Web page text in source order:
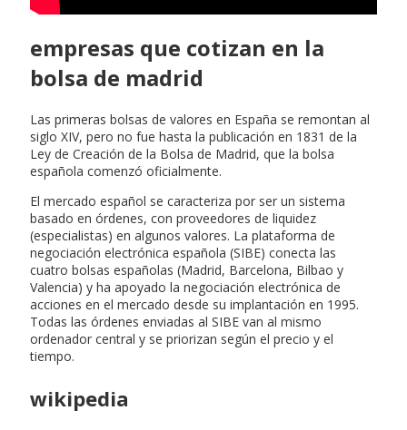
empresas que cotizan en la
bolsa de madrid
Las primeras bolsas de valores en España se remontan al
siglo XIV, pero no fue hasta la publicación en 1831 de la
Ley de Creación de la Bolsa de Madrid, que la bolsa
española comenzó oficialmente.
El mercado español se caracteriza por ser un sistema
basado en órdenes, con proveedores de liquidez
(especialistas) en algunos valores. La plataforma de
negociación electrónica española (SIBE) conecta las
cuatro bolsas españolas (Madrid, Barcelona, Bilbao y
Valencia) y ha apoyado la negociación electrónica de
acciones en el mercado desde su implantación en 1995.
Todas las órdenes enviadas al SIBE van al mismo
ordenador central y se priorizan según el precio y el
tiempo.
wikipedia